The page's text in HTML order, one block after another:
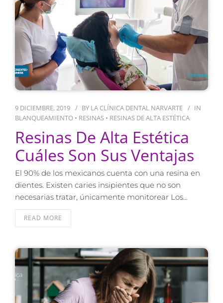
9 DICIEMBRE, 2019 BY LA CLÍNICA DENTAL NARVARTE
IN
BLANQUEAMIENTO • RESINAS • RESINAS DE ALTA ESTÉTICA
Resinas De Alta Estética
Cuáles Son Sus Ventajas
El 90% de los mexicanos cuenta con una resina en
dientes. Existen caries insipientes que no son
necesarias tratar, únicamente monitorear Los…
READ MORE